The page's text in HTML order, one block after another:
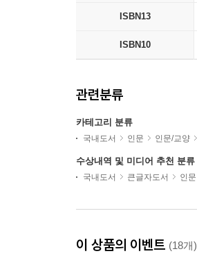
ISBN13
ISBN10
관련분류
카테고리 분류
국내도서 인문 인문/교양
수상내역 및 미디어 추천 분류
국내도서 큰글자도서 인문
이 상품의 이벤트 (18개)